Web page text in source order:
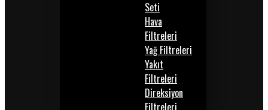
Seti
Hava
Filtreleri
Yağ Filtreleri
Yakıt
Filtreleri
Direksiyon